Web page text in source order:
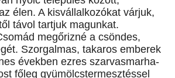
élen. A kisvállalkozókat várjuk,
távol tartjuk magunkat.
megőrizné a csöndes,
Szorgalmas, takaros emberek
években ezres szarvasmarha-
főleg gyümölcstermesztéssel